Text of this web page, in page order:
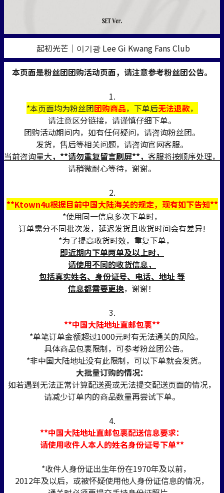
起初光芒｜이기광 Lee Gi Kwang Fans Club
本页面是粉丝团团购活动页面，请注意参考粉丝团公告。
1.
*本页面均为粉丝团团购商品，下单后无法退款，
请注意区分链接，请谨慎仔细下单。
团购活动期间内，如有任何疑问，请咨询粉丝团。
发货，售后等相关问题，请咨询官网客服。
当前咨询量大，**请勿重复留言刷屏**， 客服将按顺序处理，
请稍微耐心等待，谢谢。
2.
**Ktown4u根据目前中国大陆海关的规定，现有如下告知**
*使用同一信息多次下单时，
订单需分不同批次发，延迟发货且收货时间会有差异!
*为了提高收货时效，重复下单，
即近期内下单两单及以上时，
请使用不同的收货信息，
包括真实姓名、身份证号、电话、地址 等
信息都需要更换，谢谢！
3.
**中国大陆地址直邮包裹**
*单笔订单金额超过1000元时有无法通关的风险。
具体商品包裹限制，可参考粉丝团公告。
*非中国大陆地址没有此限制，可以下单就会发货。
大批量订购的情况：
如若遇到无法正常计算配送费或无法提交配送页面的情况，
请减少订单内的商品数量再尝试下单。
4.
**中国大陆地址直邮包裹配送信息要求：
请使用收件人本人的姓名身份证号下单**
*收件人身份证出生年份在1970年及以前，
2012年及以后，或被怀疑使用他人身份证信息的情况，